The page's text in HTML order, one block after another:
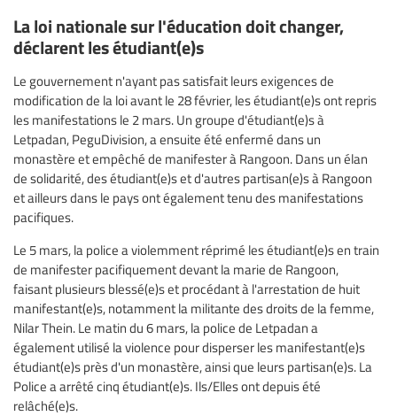
La loi nationale sur l'éducation doit changer,
déclarent les étudiant(e)s
Le gouvernement n'ayant pas satisfait leurs exigences de
modification de la loi avant le 28 février, les étudiant(e)s ont repris
les manifestations le 2 mars. Un groupe d'étudiant(e)s à
Letpadan, PeguDivision, a ensuite été enfermé dans un
monastère et empêché de manifester à Rangoon. Dans un élan
de solidarité, des étudiant(e)s et d'autres partisan(e)s à Rangoon
et ailleurs dans le pays ont également tenu des manifestations
pacifiques.
Le 5 mars, la police a violemment réprimé les étudiant(e)s en train
de manifester pacifiquement devant la marie de Rangoon,
faisant plusieurs blessé(e)s et procédant à l'arrestation de huit
manifestant(e)s, notamment la militante des droits de la femme,
Nilar Thein. Le matin du 6 mars, la police de Letpadan a
également utilisé la violence pour disperser les manifestant(e)s
étudiant(e)s près d'un monastère, ainsi que leurs partisan(e)s. La
Police a arrêté cinq étudiant(e)s. Ils/Elles ont depuis été
relâché(e)s.